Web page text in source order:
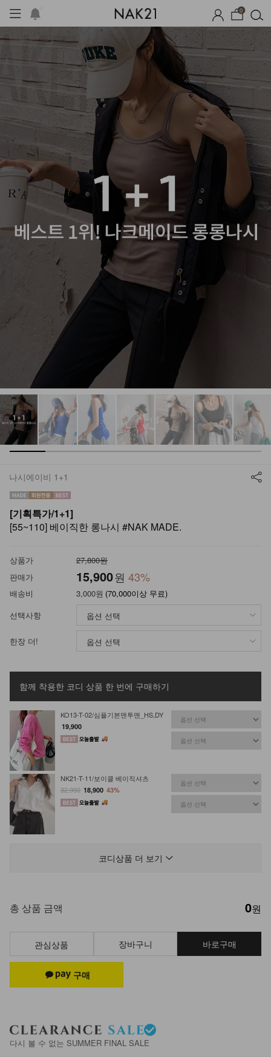
0
장마템 기획전 오늘출발 시즌오프
나시에이비 1+1
[기획특가/1+1]
[55~110] 베이직한 롱나시 #NAK MADE.
상품가
27,800원
판매가
15,900원 43%
배송비 3,000원 (70,000이상 무료)
선택사항
한장 더!
함께 착용한 코디 상품 한 번에 구매하기
KO13-T-02/심플기본맨투맨_HS,DY
19,900
NK21-T-11/보이클 베이직셔츠
32,900 18,900 43%
KO11-P-03/핀턱 카고 트레이닝팬츠
23,900
코디상품 더 보기
총 상품 금액 0원
관심상품 장바구니 바로구매
다시 볼 수 없는 SUMMER FINAL SALE